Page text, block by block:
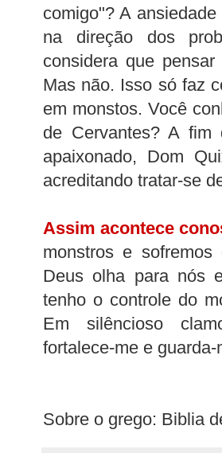
comigo"? A
na direção dos
considera que
Mas não. Isso só faz
em monstos. Você
de Cervantes? A fim
apaixonado, Dom
acreditando tratar-se
Assim acontece
monstros e sofremos
Deus olha para nós
tenho o controle do
Em silêncioso
fortalece-me e
Sobre o grego: Biblia